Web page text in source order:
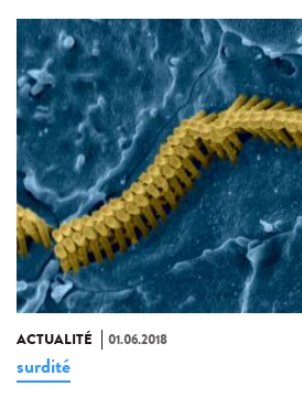
ACTUALITÉ 01.06.2018
surdité